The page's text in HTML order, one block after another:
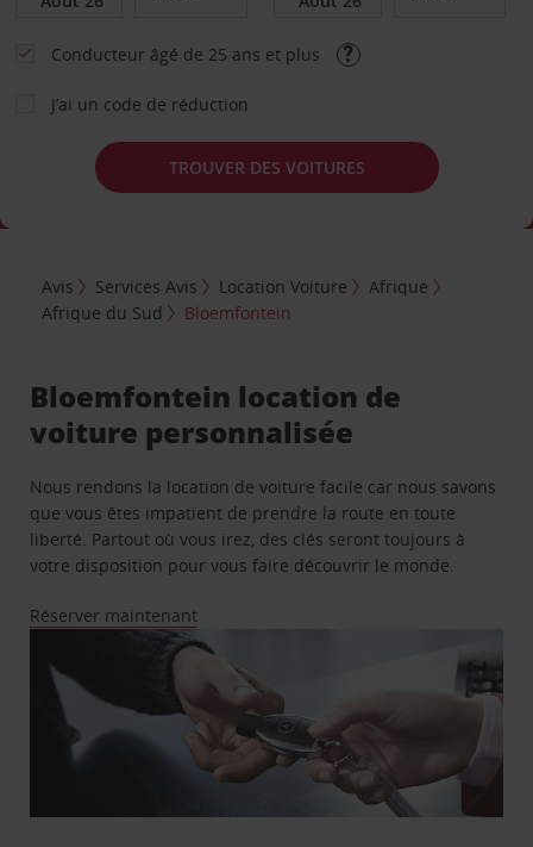
Conducteur âgé de 25 ans et plus
J’ai un code de réduction
TROUVER DES VOITURES
Avis Services Avis Location Voiture
Afrique
Afrique du Sud
Bloemfontein
Bloemfontein location de
voiture personnalisée
Nous rendons la location de voiture facile car nous savons
que vous êtes impatient de prendre la route en toute
liberté. Partout où vous irez, des clés seront toujours à
votre disposition pour vous faire découvrir le monde.
Réserver maintenant